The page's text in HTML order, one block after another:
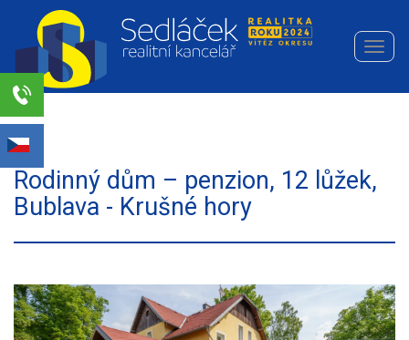
Realitní
kancelář
Sedláček
s.r.o.
Rodinný dům – penzion, 12 lůžek,
Bublava - Krušné hory